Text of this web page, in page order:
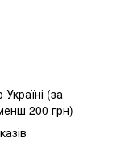
(за
200 грн)